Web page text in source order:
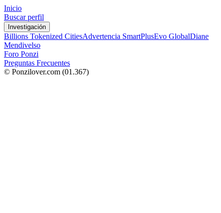
Inicio
Buscar perfil
Investigación
Billions Tokenized CitiesAdvertencia SmartPlusEvo GlobalDiane
Mendivelso
Foro Ponzi
Preguntas Frecuentes
© Ponzilover.com (01.367)